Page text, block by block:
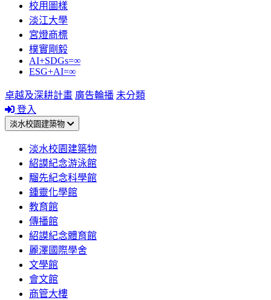
校用圖樣
淡江大學
宮燈商標
樸實剛毅
AI+SDGs=∞
ESG+AI=∞
卓越及深耕計畫 廣告輪播 未分類
登入
淡水校園建築物
淡水校園建築物
紹謨紀念游泳館
騮先紀念科學館
鍾靈化學館
教育館
傳播館
紹謨紀念體育館
麗澤國際學舍
文學館
會文館
商管大樓